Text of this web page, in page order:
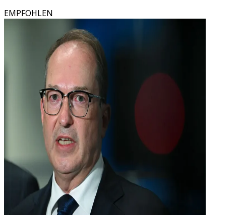
EMPFOHLEN